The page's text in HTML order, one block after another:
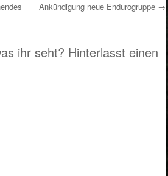
Ankündigung neue Endurogruppe →
ihr seht? Hinterlasst einen